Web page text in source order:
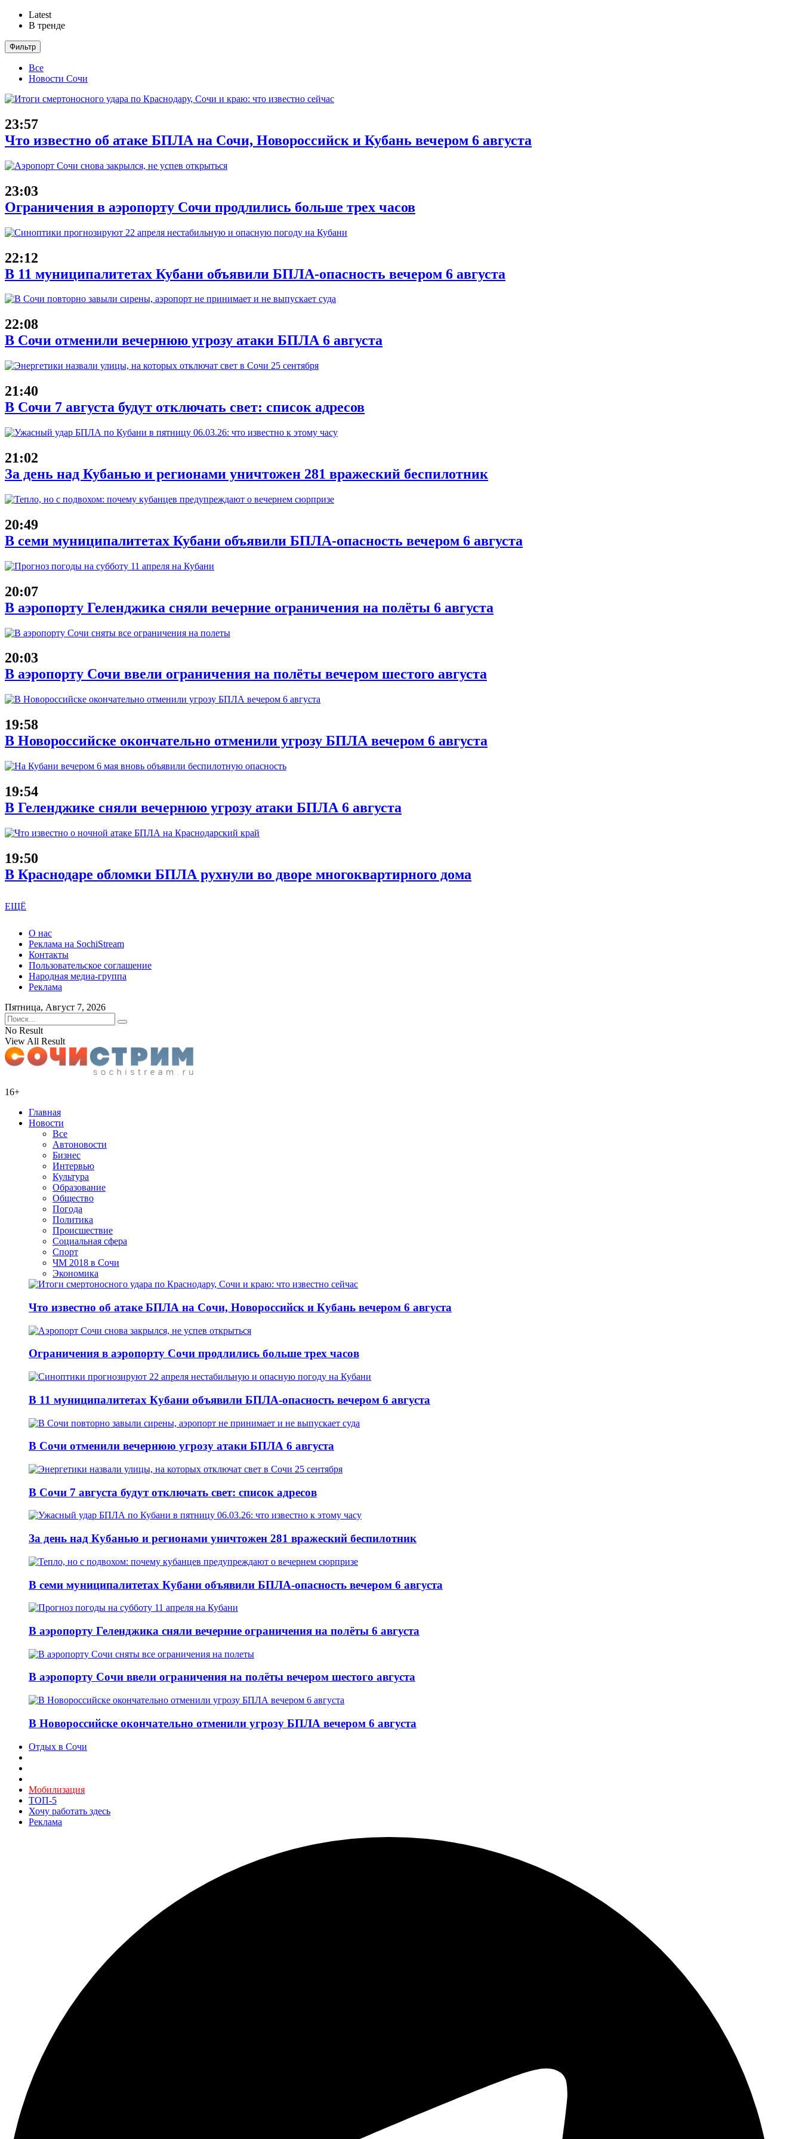
Latest
В тренде
Фильтр
Все
Новости Сочи
23:57
Что известно об атаке БПЛА на Сочи, Новороссийск и Кубань вечером 6 августа
23:03
Ограничения в аэропорту Сочи продлились больше трех часов
22:12
В 11 муниципалитетах Кубани объявили БПЛА-опасность вечером 6 августа
22:08
В Сочи отменили вечернюю угрозу атаки БПЛА 6 августа
21:40
В Сочи 7 августа будут отключать свет: список адресов
21:02
За день над Кубанью и регионами уничтожен 281 вражеский беспилотник
20:49
В семи муниципалитетах Кубани объявили БПЛА-опасность вечером 6 августа
20:07
В аэропорту Геленджика сняли вечерние ограничения на полёты 6 августа
20:03
В аэропорту Сочи ввели ограничения на полёты вечером шестого августа
19:58
В Новороссийске окончательно отменили угрозу БПЛА вечером 6 августа
19:54
В Геленджике сняли вечернюю угрозу атаки БПЛА 6 августа
19:50
В Краснодаре обломки БПЛА рухнули во дворе многоквартирного дома
ЕЩЁ
О нас
Реклама на SochiStream
Контакты
Пользовательское соглашение
Народная медиа-группа
Реклама
Пятница, Август 7, 2026
No Result
View All Result
16+
Главная
Новости
Все
Автоновости
Бизнес
Интервью
Культура
Образование
Общество
Погода
Политика
Происшествие
Социальная сфера
Спорт
ЧМ 2018 в Сочи
Экономика
Что известно об атаке БПЛА на Сочи, Новороссийск и Кубань вечером 6 августа
Ограничения в аэропорту Сочи продлились больше трех часов
В 11 муниципалитетах Кубани объявили БПЛА-опасность вечером 6 августа
В Сочи отменили вечернюю угрозу атаки БПЛА 6 августа
В Сочи 7 августа будут отключать свет: список адресов
За день над Кубанью и регионами уничтожен 281 вражеский беспилотник
В семи муниципалитетах Кубани объявили БПЛА-опасность вечером 6 августа
В аэропорту Геленджика сняли вечерние ограничения на полёты 6 августа
В аэропорту Сочи ввели ограничения на полёты вечером шестого августа
В Новороссийске окончательно отменили угрозу БПЛА вечером 6 августа
Отдых в Сочи
Мобилизация
ТОП-5
Хочу работать здесь
Реклама